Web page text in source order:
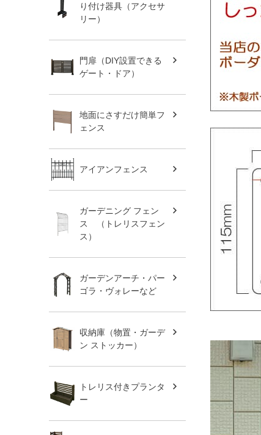
り付け器具（アクセサ
リー）
門扉（DIY設置できる
ゲート・ドア）
地面にさすだけ簡単フ
ェンス
アイアンフェンス
ガーデニング フェン
ス （トレリスフェン
ス）
ガーデンアーチ・パー
ゴラ・ヴォレーなど
収納庫（物置・ガーデ
ン ストッカー）
トレリス付きプランタ
ー